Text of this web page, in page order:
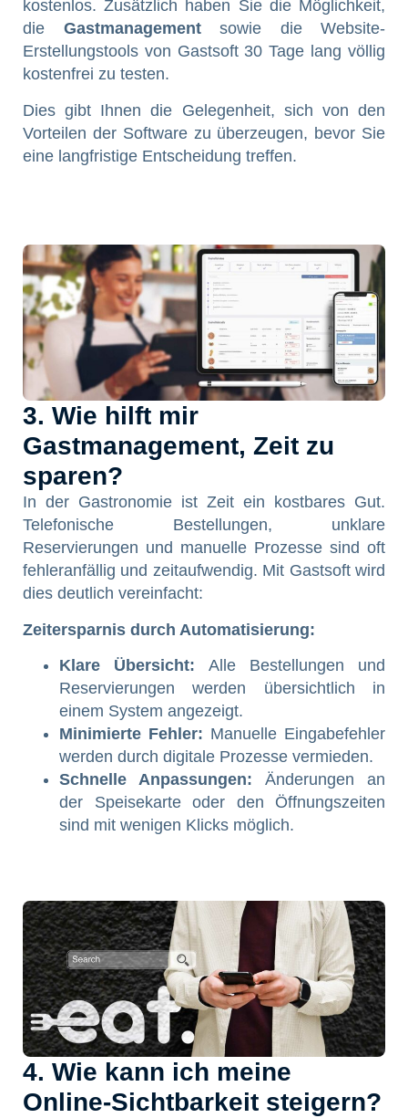
kostenlos. Zusätzlich haben Sie die Möglichkeit,
die Gastmanagementsowie die Website-
Erstellungstools von Gastsoft 30 Tage lang völlig
kostenfrei zu testen.
Dies gibt Ihnen die Gelegenheit, sich von den
Vorteilen der Software zu überzeugen, bevor Sie
eine langfristige Entscheidung treffen.
3. Wie hilft mir
Gastmanagement, Zeit zu
sparen?
In der Gastronomie ist Zeit ein kostbares Gut.
Telefonische Bestellungen, unklare
Reservierungen und manuelle Prozesse sind oft
fehleranfällig und zeitaufwendig. Mit Gastsoft wird
dies deutlich vereinfacht:
Zeitersparnis durch Automatisierung:
Klare Übersicht: Alle Bestellungen und
Reservierungen werden übersichtlich in
einem System angezeigt.
Minimierte Fehler: Manuelle Eingabefehler
werden durch digitale Prozesse vermieden.
Schnelle Anpassungen: Änderungen an
der Speisekarte oder den Öffnungszeiten
sind mit wenigen Klicks möglich.
4. Wie kann ich meine
Online-Sichtbarkeit steigern?